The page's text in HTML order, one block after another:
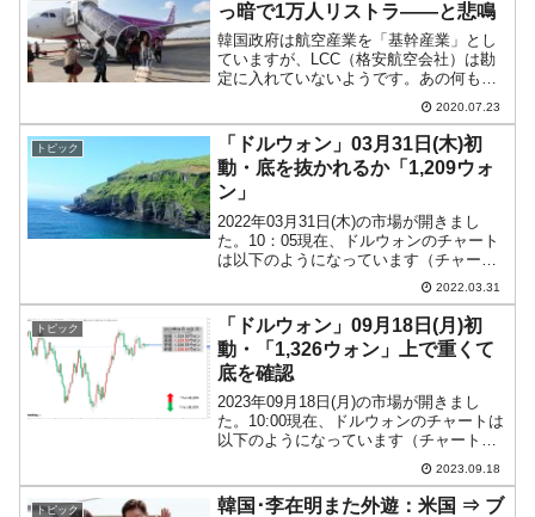
っ暗で1万人リストラ――と悲鳴
韓国政府は航空産業を「基幹産業」とし
ていますが、LCC（格安航空会社）は勘
定に入れていないようです。あの何もし
ていない「基幹産業安定基金」の規定に
よれば、LCCの中で支援対象になるのは
『済州航空』ぐらい※1ですし、「LCCま
とめて3,000...
2020.07.23
トピック
「ドルウォン」03月31日(木)初
動・底を抜かれるか「1,209ウォ
ン」
2022年03月31日(木)の市場が開きまし
た。10：05現在、ドルウォンのチャート
は以下のようになっています（チャート
は『Investing.com』より引用）。前日は
見事にコマ足で締まり、本日もコマ足の
初動です。現在のところ「1ドル＝1...
2022.03.31
トピック
「ドルウォン」09月18日(月)初
動・「1,326ウォン」上で重くて
底を確認
2023年09月18日(月)の市場が開きまし
た。10:00現在、ドルウォンのチャートは
以下のようになっています（チャートは
『Investing.com』より引用）。陰線で始
まっています。上が重いです。現在のと
ころ「1ドル＝1,326ウォン」...
2023.09.18
トピック
韓国･李在明また外遊：米国 ⇒ ブ